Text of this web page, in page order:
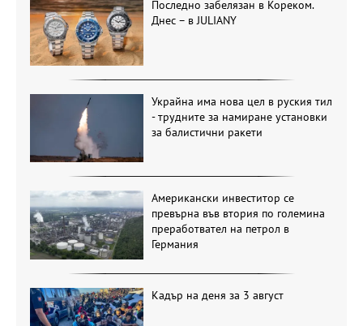
Последно забелязан в Кореком.
Днес – в JULIANY
Украйна има нова цел в руския тил
- трудните за намиране установки
за балистични ракети
Американски инвеститор се
превърна във втория по големина
преработвател на петрол в
Германия
Кадър на деня за 3 август